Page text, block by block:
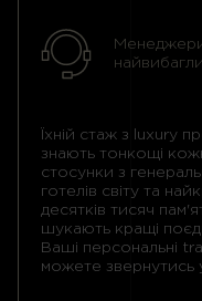
Їхній стаж з luxury
знають тонкощі
стосунки з
готелів світу та
десятків тисяч
шукають кращі
Ваші персональні
можете звернутись